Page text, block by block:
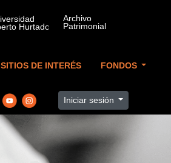
SITIOS DE INTERÉS FONDOS
Iniciar sesión